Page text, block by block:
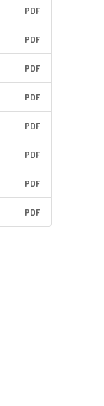
PDF
PDF
PDF
PDF
PDF
PDF
PDF
PDF